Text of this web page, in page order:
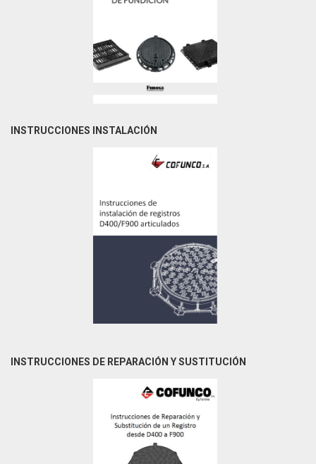
INSTRUCCIONES INSTALACIÓN
INSTRUCCIONES DE REPARACIÓN Y SUSTITUCIÓN